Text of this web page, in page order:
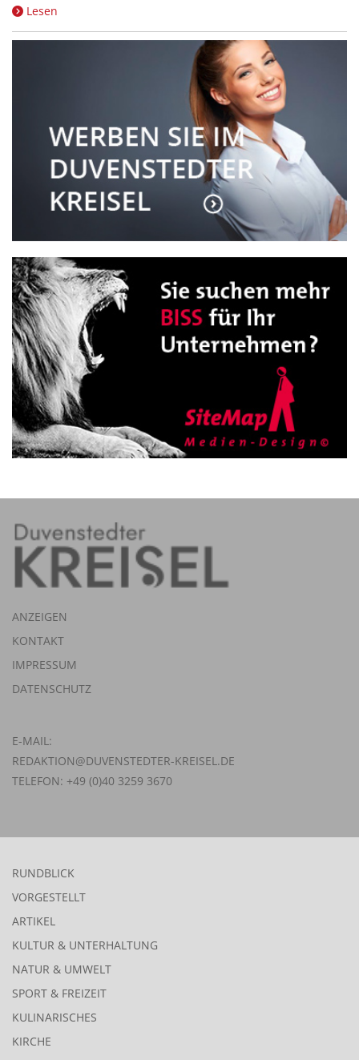
Lesen
ANZEIGEN
KONTAKT
IMPRESSUM
DATENSCHUTZ
E-MAIL:
REDAKTION@DUVENSTEDTER-KREISEL.DE
TELEFON: +49 (0)40 3259 3670
RUNDBLICK
VORGESTELLT
ARTIKEL
KULTUR & UNTERHALTUNG
NATUR & UMWELT
SPORT & FREIZEIT
KULINARISCHES
KIRCHE